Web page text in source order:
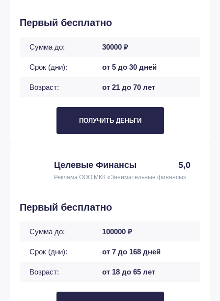
Первый бесплатно
Сумма до: 30000 ₽
Срок (дни): от 5 до 30 дней
Возраст: от 21 до 70 лет
ПОЛУЧИТЬ ДЕНЬГИ
Целевые Финансы 5,0
Реклама ООО МКК «Занимательные финансы»
Первый бесплатно
Сумма до: 100000 ₽
Срок (дни): от 7 до 168 дней
Возраст: от 18 до 65 лет